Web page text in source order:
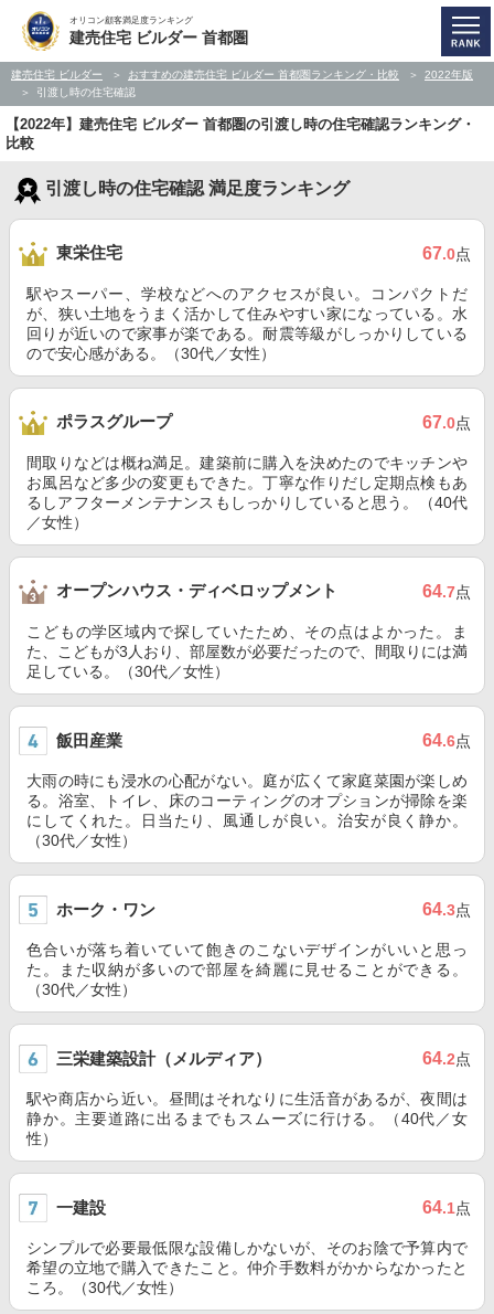
オリコン顧客満足度ランキング
建売住宅 ビルダー 首都圏
建売住宅 ビルダー おすすめの建売住宅 ビルダー 首都圏ランキング・比較
2022年版
引渡し時の住宅確認
【2022年】建売住宅 ビルダー 首都圏の引渡し時の住宅確認ランキング・
比較
引渡し時の住宅確認 満足度ランキング
東栄住宅 67.0点
駅やスーパー、学校などへのアクセスが良い。コンパクトだ
が、狭い土地をうまく活かして住みやすい家になっている。水
回りが近いので家事が楽である。耐震等級がしっかりしている
ので安心感がある。（30代／女性）
ポラスグループ 67.0点
間取りなどは概ね満足。建築前に購入を決めたのでキッチンや
お風呂など多少の変更もできた。丁寧な作りだし定期点検もあ
るしアフターメンテナンスもしっかりしていると思う。（40代
／女性）
オープンハウス・ディベロップメント 64.7点
こどもの学区域内で探していたため、その点はよかった。ま
た、こどもが3人おり、部屋数が必要だったので、間取りには満
足している。（30代／女性）
飯田産業 64.6点
大雨の時にも浸水の心配がない。庭が広くて家庭菜園が楽しめ
る。浴室、トイレ、床のコーティングのオプションが掃除を楽
にしてくれた。日当たり、風通しが良い。治安が良く静か。
（30代／女性）
ホーク・ワン 64.3点
色合いが落ち着いていて飽きのこないデザインがいいと思っ
た。また収納が多いので部屋を綺麗に見せることができる。
（30代／女性）
三栄建築設計（メルディア） 64.2点
駅や商店から近い。昼間はそれなりに生活音があるが、夜間は
静か。主要道路に出るまでもスムーズに行ける。（40代／女
性）
一建設 64.1点
シンプルで必要最低限な設備しかないが、そのお陰で予算内で
希望の立地で購入できたこと。仲介手数料がかからなかったと
ころ。（30代／女性）